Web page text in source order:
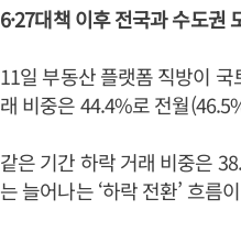
6·27대책 이후 전국과 수도권
11일 부동산 플랫폼 직방이
래 비중은 44.4%로 전월
같은 기간 하락 거래 비중은
는 늘어나는 ‘하락 전환’ 흐름